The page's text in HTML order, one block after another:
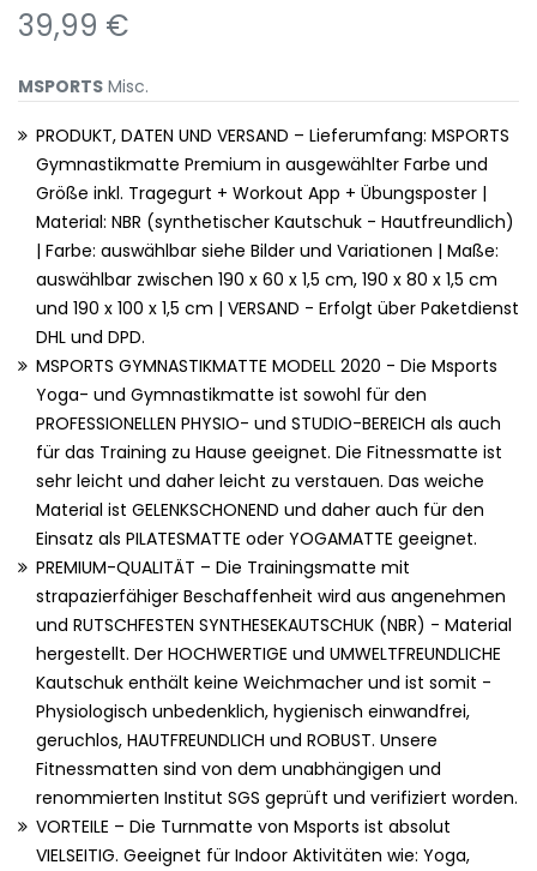
39,99 €
MSPORTS Misc.
PRODUKT, DATEN UND VERSAND – Lieferumfang: MSPORTS
Gymnastikmatte Premium in ausgewählter Farbe und
Größe inkl. Tragegurt + Workout App + Übungsposter |
Material: NBR (synthetischer Kautschuk - Hautfreundlich)
| Farbe: auswählbar siehe Bilder und Variationen | Maße:
auswählbar zwischen 190 x 60 x 1,5 cm, 190 x 80 x 1,5 cm
und 190 x 100 x 1,5 cm | VERSAND - Erfolgt über Paketdienst
DHL und DPD.
MSPORTS GYMNASTIKMATTE MODELL 2020 - Die Msports
Yoga- und Gymnastikmatte ist sowohl für den
PROFESSIONELLEN PHYSIO- und STUDIO-BEREICH als auch
für das Training zu Hause geeignet. Die Fitnessmatte ist
sehr leicht und daher leicht zu verstauen. Das weiche
Material ist GELENKSCHONEND und daher auch für den
Einsatz als PILATESMATTE oder YOGAMATTE geeignet.
PREMIUM-QUALITÄT – Die Trainingsmatte mit
strapazierfähiger Beschaffenheit wird aus angenehmen
und RUTSCHFESTEN SYNTHESEKAUTSCHUK (NBR) - Material
hergestellt. Der HOCHWERTIGE und UMWELTFREUNDLICHE
Kautschuk enthält keine Weichmacher und ist somit -
Physiologisch unbedenklich, hygienisch einwandfrei,
geruchlos, HAUTFREUNDLICH und ROBUST. Unsere
Fitnessmatten sind von dem unabhängigen und
renommierten Institut SGS geprüft und verifiziert worden.
VORTEILE – Die Turnmatte von Msports ist absolut
VIELSEITIG. Geeignet für Indoor Aktivitäten wie: Yoga,